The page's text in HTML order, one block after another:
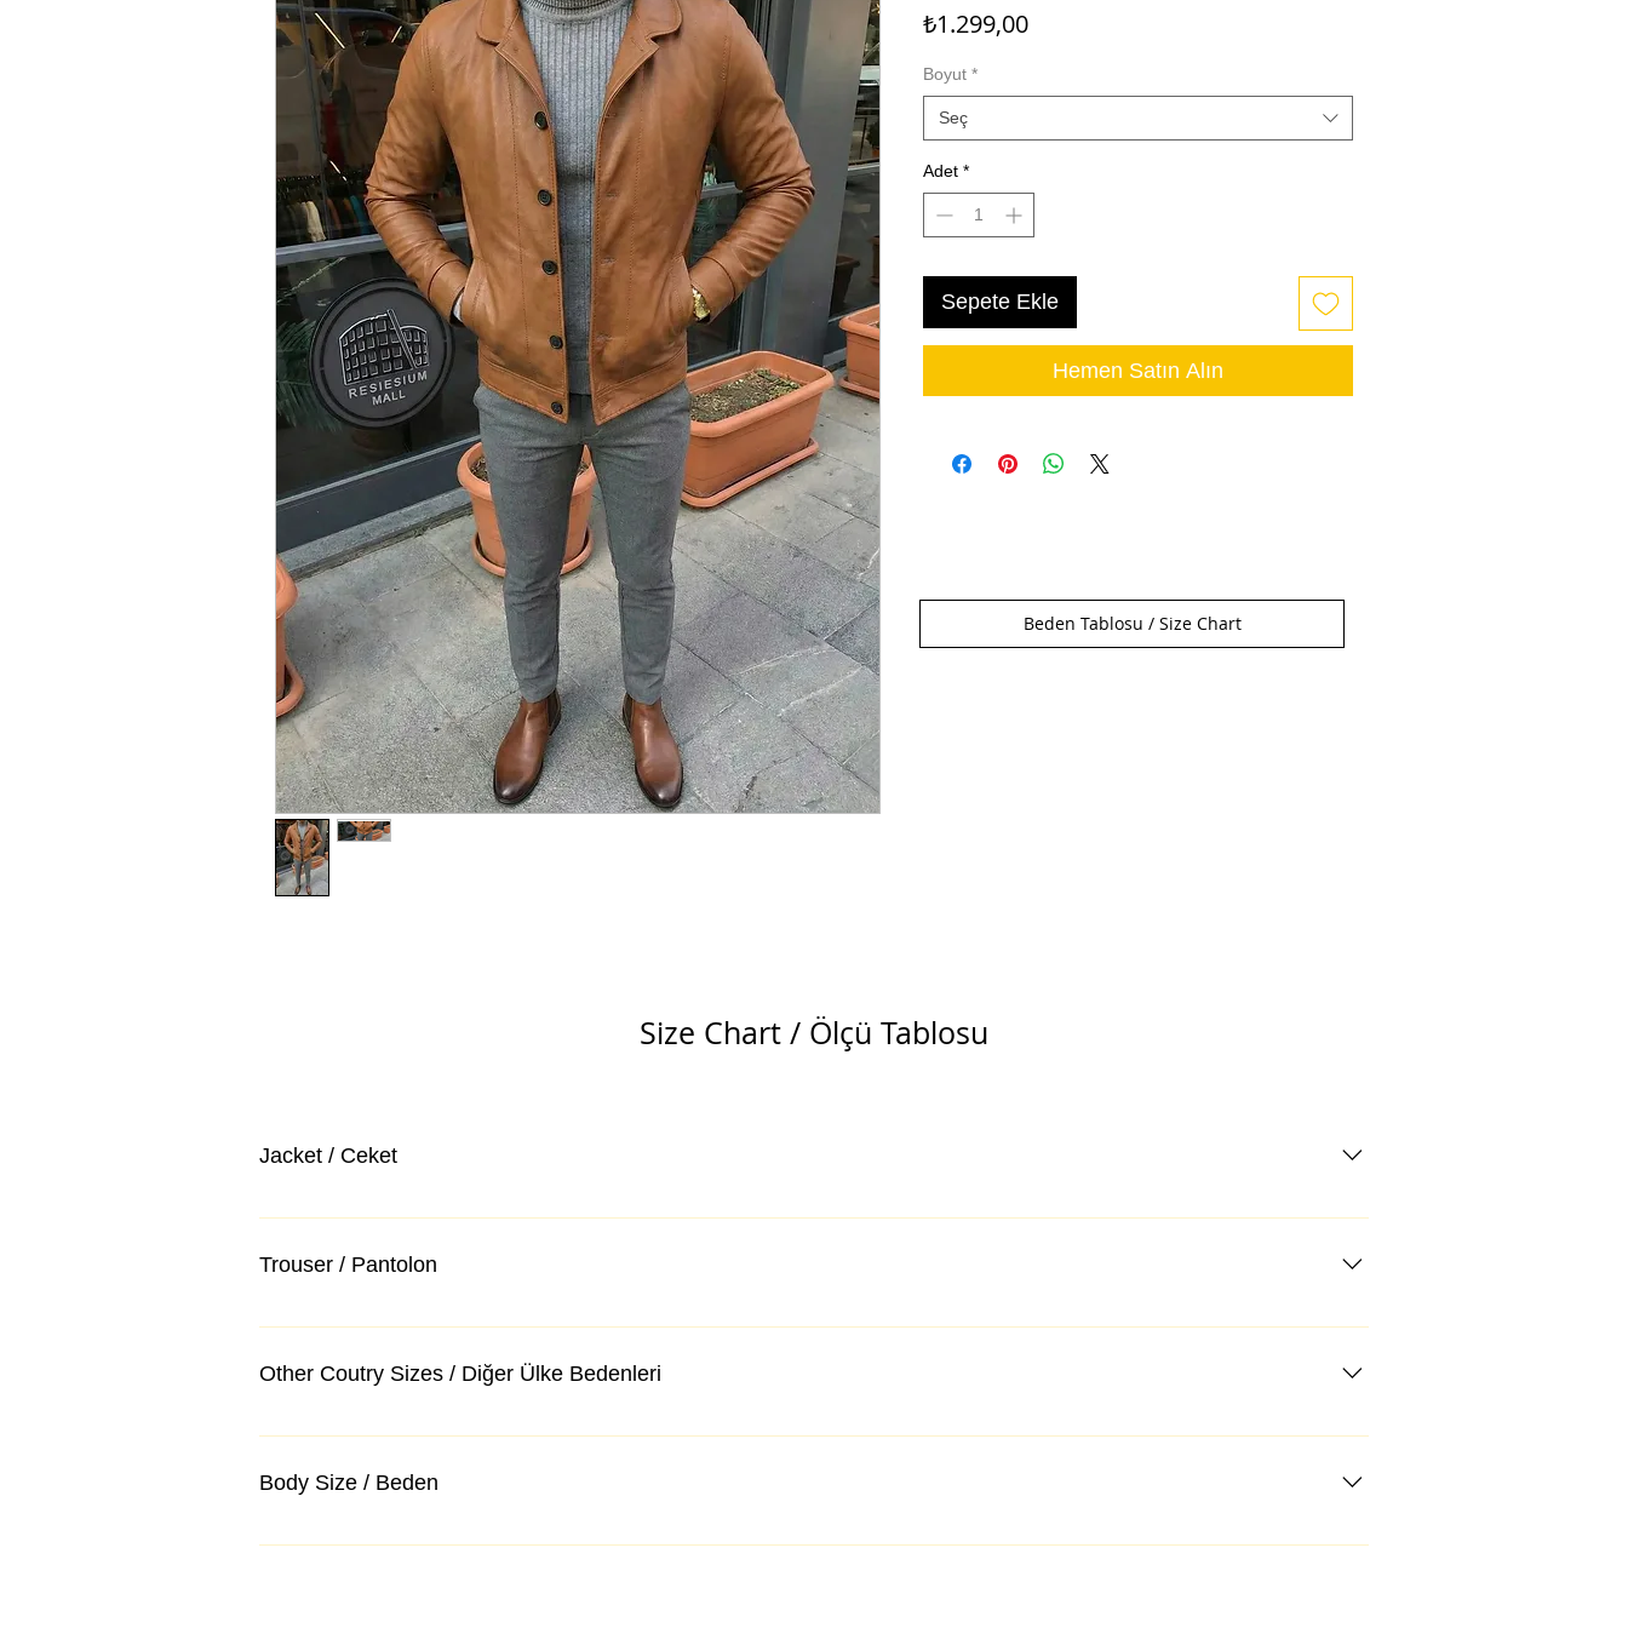
₺1.299,00Fiyat
Boyut *
Seç
Adet *
Sepete Ekle
Hemen Satın Alın
Beden Tablosu / Size Chart
Size Chart / Ölçü Tablosu
Jacket / Ceket
Trouser / Pantolon
Other Coutry Sizes / Diğer Ülke Bedenleri
Body Size / Beden